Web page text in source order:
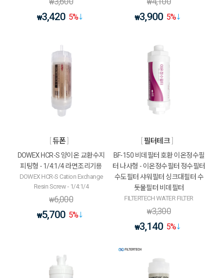
₩
₩3,420 5%
₩
₩3,900 5%
듀폰
DOWEX HCR-S 양이온 교환수지
피팅형 - 1/4:1/4 라면조리기용
DOWEX HCR-S Cation Exchange
Resin Screw - 1/4:1/4
₩6,000
₩5,700 5%
필터테크
BF-150 비데필터 호환 이온정수필
터 나사형 - 이온정수필터 정수필터
수도필터 샤워필터 싱크대필터 수
돗물필터 비데필터
FILTERTECH WATER FILTER
₩3,300
₩3,140 5%